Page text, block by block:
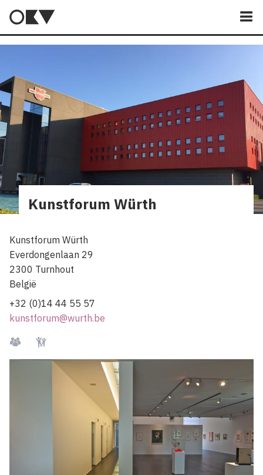
Kunstforum Würth
Kunstforum Würth
Everdongenlaan 29
2300 Turnhout
België
+32 (0)14 44 55 57
kunstforum@wurth.be
GroepenKindvriendelijk